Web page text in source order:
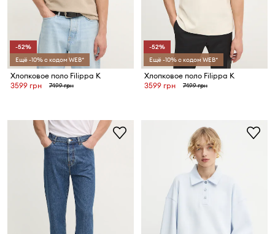
-52%
Ещё -10% с кодом WEB*
Хлопковое поло Filippa K
3599 грн
7499 грн
-52%
Ещё -10% с кодом WEB*
Хлопковое поло Filippa K
3599 грн
7499 грн